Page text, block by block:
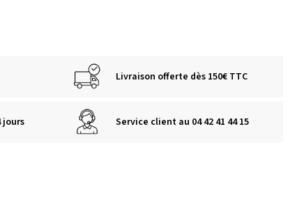
Livraison offerte dès 150€ TTC
jours Service client au 04 42 41 44 15